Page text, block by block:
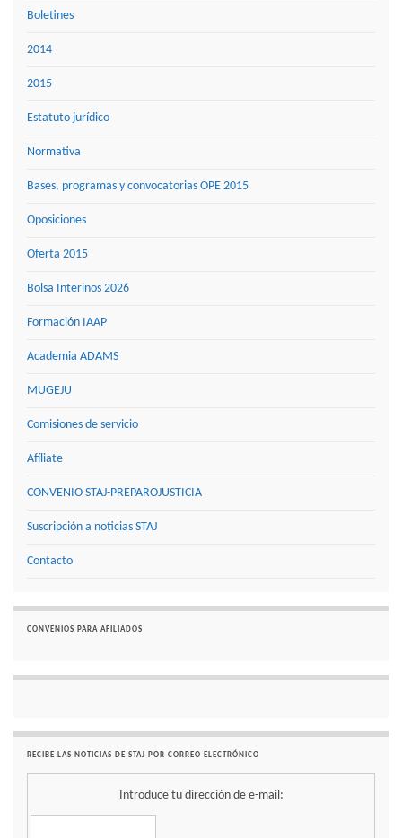
Boletines
2014
2015
Estatuto jurídico
Normativa
Bases, programas y convocatorias OPE 2015
Oposiciones
Oferta 2015
Bolsa Interinos 2026
Formación IAAP
Academia ADAMS
MUGEJU
Comisiones de servicio
Afíliate
CONVENIO STAJ-PREPAROJUSTICIA
Suscripción a noticias STAJ
Contacto
CONVENIOS PARA AFILIADOS
RECIBE LAS NOTICIAS DE STAJ POR CORREO ELECTRÓNICO
Introduce tu dirección de e-mail: